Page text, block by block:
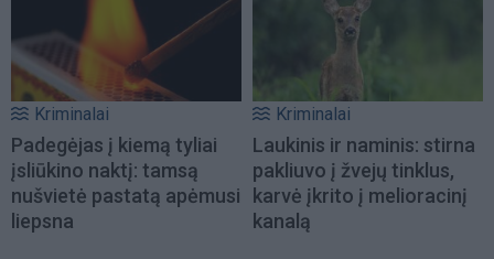
Kriminalai
Padegėjas į kiemą tyliai
įsliūkino naktį: tamsą
nušvietė pastatą apėmusi
liepsna
Kriminalai
Laukinis ir naminis: stirna
pakliuvo į žvejų tinklus,
karvė įkrito į melioracinį
kanalą